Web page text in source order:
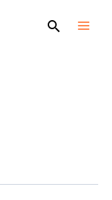
Search